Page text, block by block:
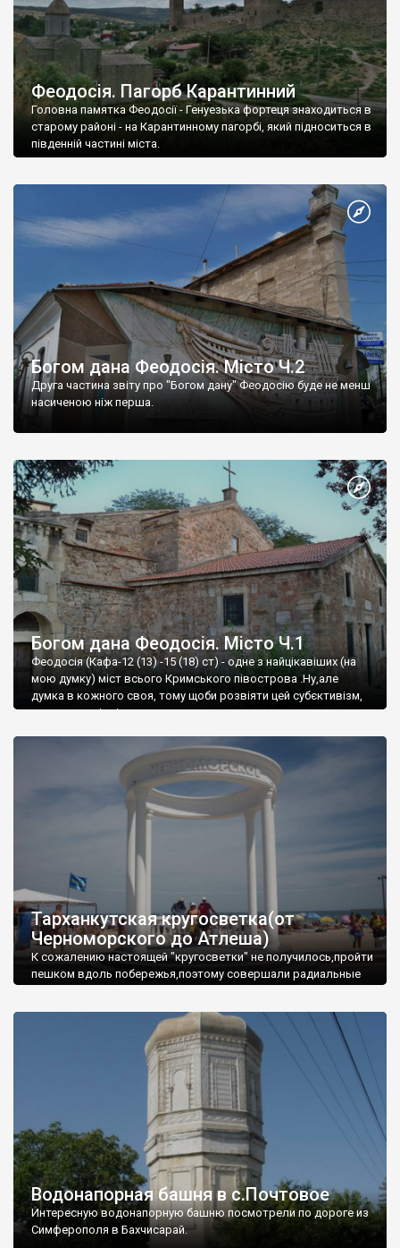
Феодосія. Пагорб Карантинний
Головна памятка Феодосії - Генуезька фортеця знаходиться в
старому районі - на Карантинному пагорбі, який підноситься в
південній частині міста.
Богом дана Феодосія. Місто Ч.2
Друга частина звіту про "Богом дану" Феодосію буде не менш
насиченою ніж перша.
Богом дана Феодосія. Місто Ч.1
Феодосія (Кафа-12 (13) -15 (18) ст) - одне з найцікавіших (на
мою думку) міст всього Кримського півострова .Ну,але
думка в кожного своя, тому щоби розвіяти цей субєктивізм,
запрошую відвідати це
Тарханкутская кругосветка(от
Черноморского до Атлеша)
К сожалению настоящей "кругосветки" не получилось,пройти
пешком вдоль побережья,поэтому совершали радиальные
Водонапорная башня в с.Почтовое
Интересную водонапорную башню посмотрели по дороге из
Симферополя в Бахчисарай.